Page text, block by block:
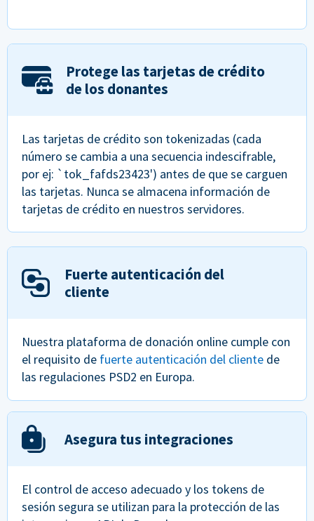
Protege las tarjetas de crédito
de los donantes
Las tarjetas de crédito son tokenizadas (cada
número se cambia a una secuencia indescifrable,
por ej: `tok_fafds23423') antes de que se carguen
las tarjetas. Nunca se almacena información de
tarjetas de crédito en nuestros servidores.
Fuerte autenticación del
cliente
Nuestra plataforma de donación online cumple con
el requisito de fuerte autenticación del cliente de
las regulaciones PSD2 en Europa.
Asegura tus integraciones
El control de acceso adecuado y los tokens de
sesión segura se utilizan para la protección de las